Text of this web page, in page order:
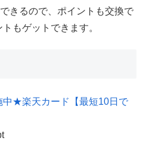
きるので、ポイントも交換で
もゲットできます。
中★楽天カード【最短10日で